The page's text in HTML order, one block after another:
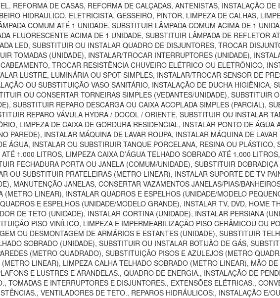
REFORMA DE CASAS, REFORMA DE CALÇADAS, ANTENISTAS, INSTALAÇÃO
HIDRAULICO, ELETRICISTA, GESSEIRO, PINTOR, LIMPEZA DE CALHAS,
COMUM ATÉ 1 UNIDADE, SUBSTITUIR LÂMPADA COMUM ACIMA DE 1
FLUORESCENTE ACIMA DE 1 UNIDADE, SUBSTITUIR LÂMPADA DE REFLETOR
LED, SUBSTITUIR OU INSTALAR QUADRO DE DISJUNTORES, TROCAR
TOMADAS (UNIDADE), INSTALAR/TROCAR INTERRUPTORES (UNIDADE),
TROCAR RESISTÊNCIA CHUVEIRO ELÉTRICO OU ELETRÔNICO,
LUSTRE, LUMINÁRIA OU SPOT SIMPLES, INSTALAR/TROCAR SENSOR DE
OU SUBSTITUIÇÃO VASO SANITÁRIO, INSTALAÇÃO DE DUCHA HIGIÊNICA,
OU CONSERTAR TORNEIRAS SIMPLES (VEDANTES/UNIDADE), SUBSTITUIR
SUBSTITUIR REPARO DESCARGA OU CAIXA ACOPLADA SIMPLES (PARCIAL),
REPARO VÁVULA HYDRA / DOCOL / ORIENTE, SUBSTITUIR OU INSTALAR
LIMPEZA DE CAIXA DE GORDURA RESIDENCIAL, INSTALAR PONTO DE
PAREDE), INSTALAR MÁQUINA DE LAVAR ROUPA, INSTALAR MÁQUINA DE
ÁGUA, INSTALAR OU SUBSTIRUIR TANQUE PORCELANA, RESINA OU PLÁSTICO,
1.000 LITROS, LIMPEZA CAIXA D’ÁGUA TELHADO SOBRADO ATÉ 1.000
FECHADURA PORTA OU JANELA (COMUM/UNIDADE), SUBSTITUIR
OU SUBSTITUIR PRATELEIRAS (METRO LINEAR), INSTALAR SUPORTE DE TV
MANUTENÇÃO JANELAS, CONSERTAR VAZAMENTOS JANELAS/PIAS/
(METRO LINEAR), INSTALAR QUADROS E ESPELHOS (UNIDADE/MODELO
E ESPELHOS (UNIDADE/MODELO GRANDE), INSTALAR TV, DVD, HOME
DE TETO (UNIDADE), INSTALAR CORTINA (UNIDADE), INSTALAR PERSIANA
PISO VINÍLICO, LIMPEZA E IMPERMEABILIZAÇÃO PISO CERÂMICOU OU
OU DESMONTAGEM DE ARMÁRIOS E ESTANTES (UNIDADE), SUBSTITUIR
SOBRADO (UNIDADE), SUBSTITUIR OU INSTALAR BOTIJÃO DE GÁS,
(METRO QUADRADO), SUBSTITUIÇÃO PISOS E AZULEJOS (METRO
LINEAR), LIMPEZA CALHA TELHADO SOBRADO (METRO LINEAR), MÃO
E LUSTRES E ARANDELAS., QUADRO DE ENERGIA., INSTALAÇÃO DE
TOMADAS E INTERRUPTORES E DISJUNTORES., EXTENSÕES ELÉTRICAS.,
VENTILADORES DE TETO., REPAROS HIDRÁULICOS:, INSTALAÇÃO E/